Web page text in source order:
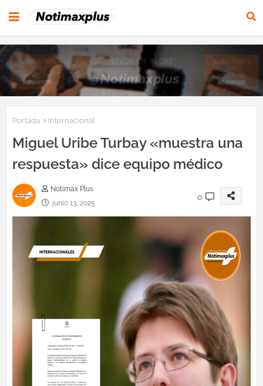
Portada Internacional
Miguel Uribe Turbay «muestra una
respuesta» dice equipo médico
Notimax Plus
junio 13, 2025
0